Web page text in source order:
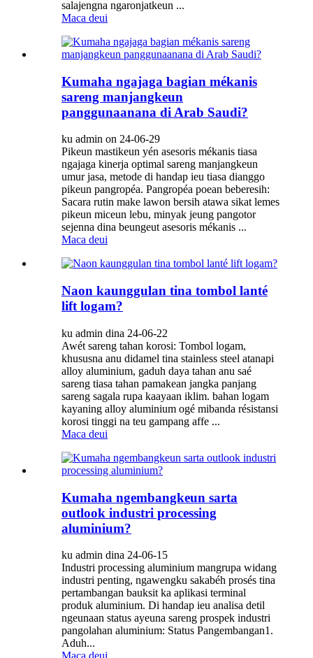
salajengna ngaronjatkeun ...
Maca deui
Kumaha ngajaga bagian mékanis
sareng manjangkeun
panggunaanana di Arab Saudi?
ku admin on 24-06-29
Pikeun mastikeun yén asesoris mékanis tiasa
ngajaga kinerja optimal sareng manjangkeun
umur jasa, metode di handap ieu tiasa dianggo
pikeun pangropéa. Pangropéa poean beberesih:
Sacara rutin make lawon bersih atawa sikat lemes
pikeun miceun lebu, minyak jeung pangotor
sejenna dina beungeut asesoris mékanis ...
Maca deui
Naon kaunggulan tina tombol lanté
lift logam?
ku admin dina 24-06-22
Awét sareng tahan korosi: Tombol logam,
khususna anu didamel tina stainless steel atanapi
alloy aluminium, gaduh daya tahan anu saé
sareng tiasa tahan pamakean jangka panjang
sareng sagala rupa kaayaan iklim. bahan logam
kayaning alloy aluminium ogé mibanda résistansi
korosi tinggi na teu gampang affe ...
Maca deui
Kumaha ngembangkeun sarta
outlook industri processing
aluminium?
ku admin dina 24-06-15
Industri processing aluminium mangrupa widang
industri penting, ngawengku sakabéh prosés tina
pertambangan bauksit ka aplikasi terminal
produk aluminium. Di handap ieu analisa detil
ngeunaan status ayeuna sareng prospek industri
pangolahan aluminium: Status Pangembangan1.
Aduh...